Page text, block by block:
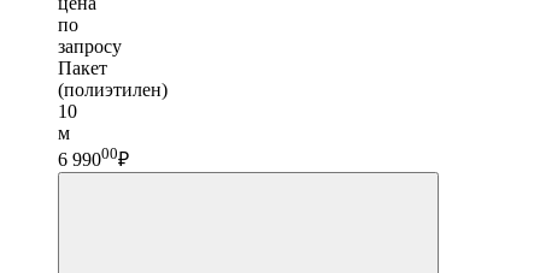
по
запросу
Пакет
(полиэтилен)
10
м
6 99000₽